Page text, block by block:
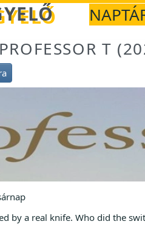
T
by a real knife. Who did the